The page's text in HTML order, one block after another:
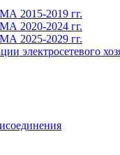
2019 гг.
2024 гг.
2029 гг.
электросетевого